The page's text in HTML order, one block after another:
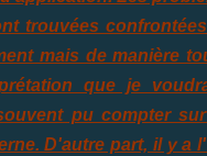
trouvées
mais de manière
que je
pu compter
D'autre part, il y a